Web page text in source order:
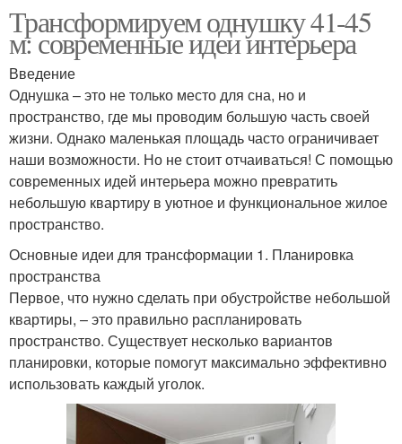
Трансформируем однушку 41-45
м: современные идеи интерьера
Введение
Однушка – это не только место для сна, но и
пространство, где мы проводим большую часть своей
жизни. Однако маленькая площадь часто ограничивает
наши возможности. Но не стоит отчаиваться! С помощью
современных идей интерьера можно превратить
небольшую квартиру в уютное и функциональное жилое
пространство.
Основные идеи для трансформации 1. Планировка
пространства
Первое, что нужно сделать при обустройстве небольшой
квартиры, – это правильно распланировать
пространство. Существует несколько вариантов
планировки, которые помогут максимально эффективно
использовать каждый уголок.